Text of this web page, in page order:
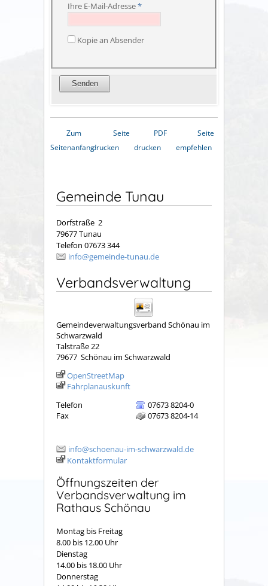
Ihre E-Mail-Adresse*
Kopie an Absender
Zum
Seitenanfang
Seite
drucken
PDF
drucken
Seite
empfehlen
Gemeinde Tunau
Dorfstraße 2
79677 Tunau
Telefon 07673 344
info@gemeinde-tunau.de
Verbandsverwaltung
Gemeindeverwaltungsverband Schönau im
Schwarzwald
Talstraße 22
79677 Schönau im Schwarzwald
OpenStreetMap
Fahrplanauskunft
Telefon
07673 8204-0
Fax
07673 8204-14
info@schoenau-im-schwarzwald.de
Kontaktformular
Öffnungszeiten der
Verbandsverwaltung im
Rathaus Schönau
Montag bis Freitag
8.00 bis 12.00 Uhr
Dienstag
14.00 bis 18.00 Uhr
Donnerstag